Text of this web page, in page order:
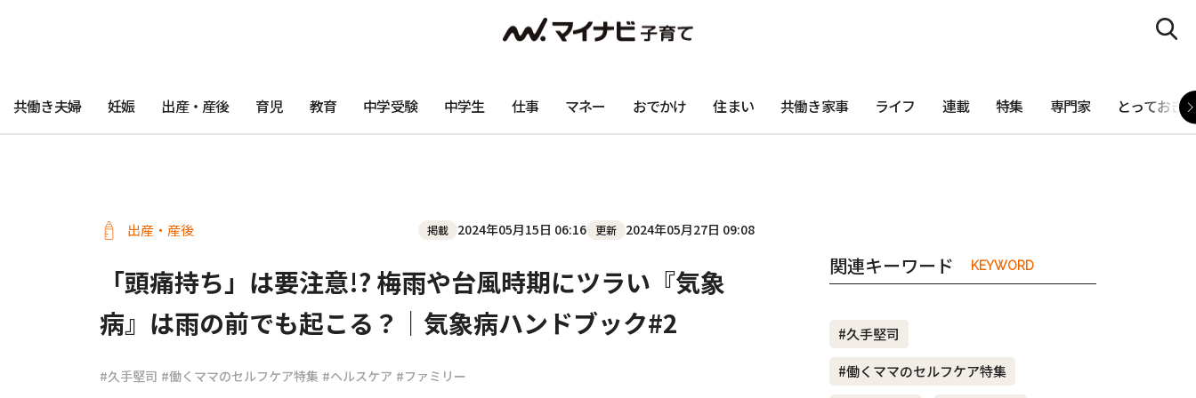
共働き夫婦 妊娠 出産・産後 育児 教育 中学受験 中学生 仕事 マネー おでかけ 住まい 共働き家事 ライフ 連載 特集 専門家 とっておき
出産・産後 掲載 2024年05月15日 06:16 更新 2024年05月27日 09:08
「頭痛持ち」は要注意!? 梅雨や台風時期にツラい『気象
病』は雨の前でも起こる？｜気象病ハンドブック#2
#久手堅司 #働くママのセルフケア特集 #ヘルスケア #ファミリー
関連キーワード KEYWORD
#久手堅司
#働くママのセルフケア特集